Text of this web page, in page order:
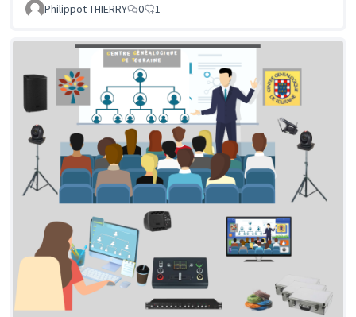
Philippot THIERRY
0 1